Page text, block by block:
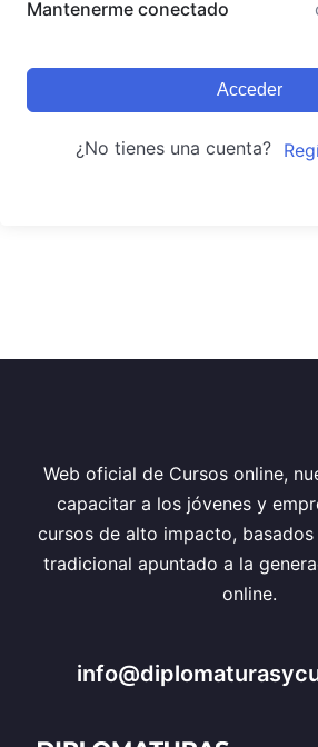
Mantenerme conectado
Acceder
¿No tienes una cuenta?
Web oficial de Cursos online,
capacitar a los jóvenes y
cursos de alto impacto,
tradicional apuntado a la
online.